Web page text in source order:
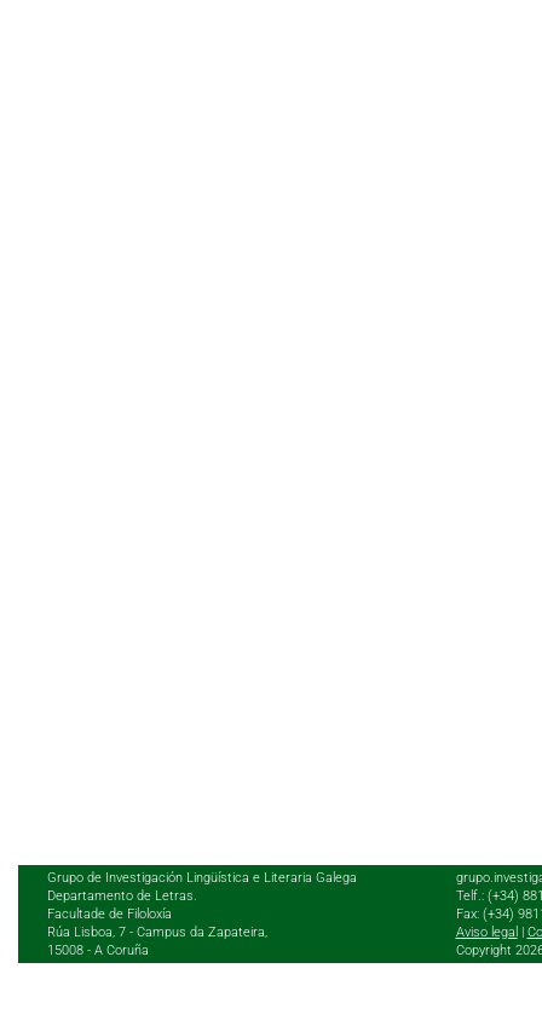
Grupo de Investigación Lingüística e Literaria Galega
Departamento de Letras.
Facultade de Filoloxía
Rúa Lisboa, 7 - Campus da Zapateira,
15008 - A Coruña
Telf.: (+34)
Fax: (+34)
Aviso legal
Copyright